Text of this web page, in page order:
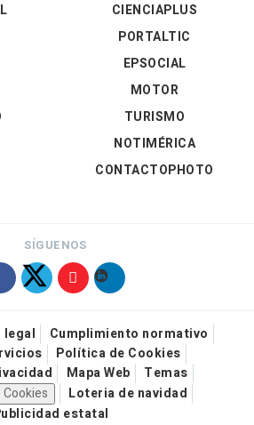
CIENCIAPLUS
PORTALTIC
EPSOCIAL
MOTOR
TURISMO
NOTIMÉRICA
CONTACTOPHOTO
SÍGUENOS
legal
Cumplimiento normativo
Política de Cookies
Mapa Web
Temas
Loteria de navidad
estatal